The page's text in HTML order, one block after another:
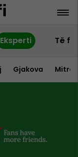
Eksperti Të
Gjakova